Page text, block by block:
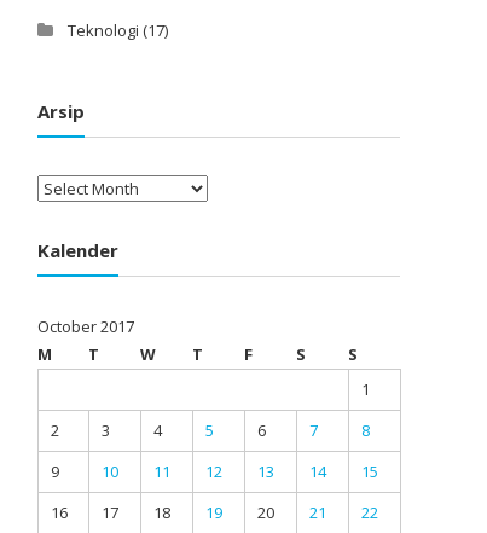
Teknologi (17)
Arsip
Arsip
Kalender
October 2017
M
T W T F S
S
1
2
3 4 5 6 7
8
9
10 11 12 13 14
15
16
17 18 19 20 21
22